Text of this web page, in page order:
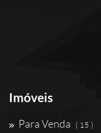
Imóveis
Para Venda ( 15 )